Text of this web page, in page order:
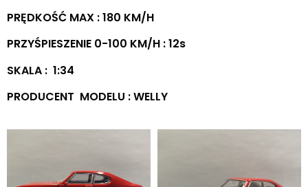
PRĘDKOŚĆ MAX : 180 KM/H
PRZYŚPIESZENIE 0-100 KM/H : 12s
SKALA : 1:34
PRODUCENT MODELU : WELLY